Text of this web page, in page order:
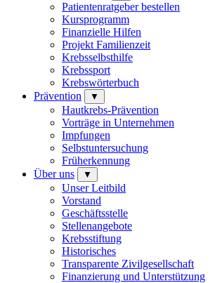
Patientenratgeber bestellen
Kursprogramm
Finanzielle Hilfen
Projekt Familienzeit
Krebsselbsthilfe
Krebssport
Krebswörterbuch
Prävention
▼
Hautkrebs-Prävention
Vorträge in Unternehmen
Impfungen
Selbstuntersuchung
Früherkennung
Über uns
▼
Unser Leitbild
Vorstand
Geschäftsstelle
Stellenangebote
Krebsstiftung
Historisches
Transparente Zivilgesellschaft
Finanzierung und Unterstützung